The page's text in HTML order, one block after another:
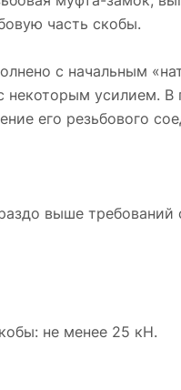
часть скобы.
с начальным
усилием. В
его резьбового
выше требований
не менее 25 кН.